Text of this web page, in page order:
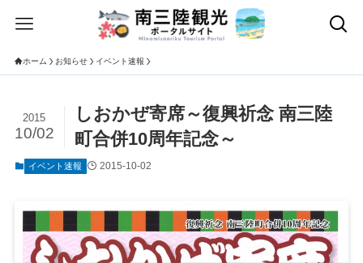
ホーム お知らせ イベント速報
しおかぜ寄席～復興祈念 南三陸
町合併10周年記念～
2015
10/02
イベント速報 2015-10-02